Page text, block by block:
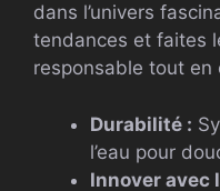
dans l’univers
tendances et faites
responsable tout
Durabilité :
l’eau pour
Innover avec